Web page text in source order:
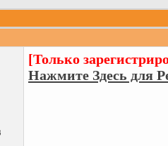
[Только
Нажмите Здесь для